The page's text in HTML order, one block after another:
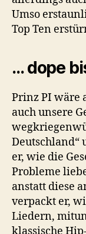
Umso
Top Ten
… dope
Prinz PI wäre
auch unsere
Deutschland“
er, wie die
Probleme
anstatt diese
verpackt er,
Liedern,